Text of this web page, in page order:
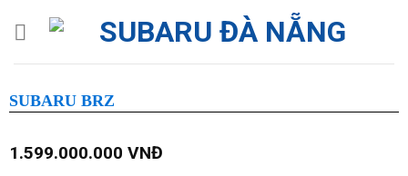
SUBARU BRZ
1.599.000.000 VNĐ